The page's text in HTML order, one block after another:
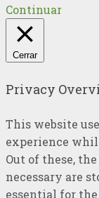
Continuar
Cerrar
Privacy
This website
experience
Out of these,
necessary are
essential for